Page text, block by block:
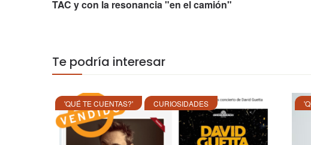
TAC y con la resonancia "en el camión"
Te podría interesar
'QUÉ TE CUENTAS?' CURIOSIDADES